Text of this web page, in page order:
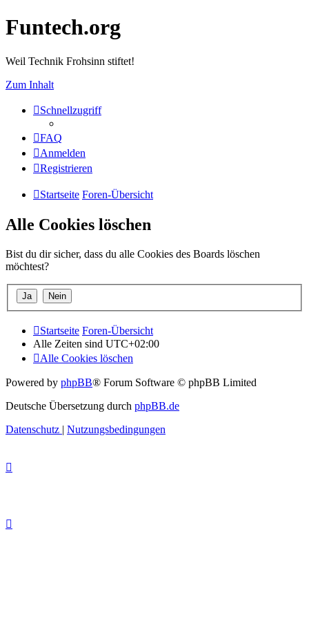
Funtech.org
Weil Technik Frohsinn stiftet!
Zum Inhalt
Schnellzugriff
FAQ
Anmelden
Registrieren
Startseite Foren-Übersicht
Alle Cookies löschen
Bist du dir sicher, dass du alle Cookies des Boards löschen
möchtest?
Startseite Foren-Übersicht
Alle Zeiten sind UTC+02:00
Alle Cookies löschen
Powered by phpBB® Forum Software © phpBB Limited
Deutsche Übersetzung durch phpBB.de
Datenschutz | Nutzungsbedingungen